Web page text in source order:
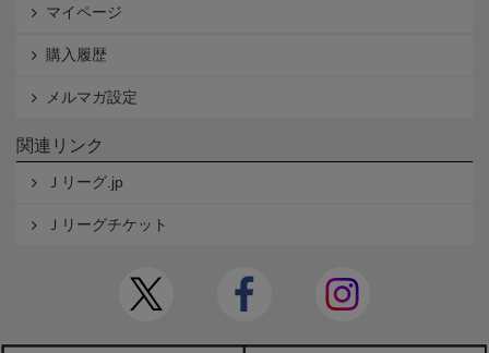
マイページ
購入履歴
メルマガ設定
関連リンク
Ｊリーグ.jp
Ｊリーグチケット